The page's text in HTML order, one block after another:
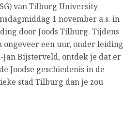
van Tilburg University
1 november a.s. in
door Joods Tilburg. Tijdens
ongeveer een uur, onder leiding
Bijsterveld, ontdek je dat er
Joodse geschiedenis in de
stad Tilburg dan je zou